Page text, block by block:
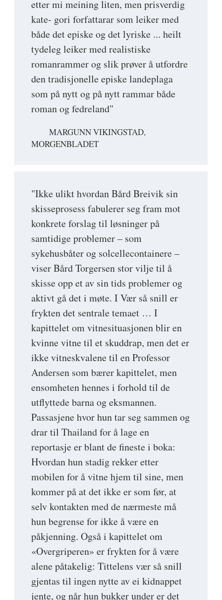
etter mi meining liten, men prisverdig
kate- gori forfattarar som leiker med
både det episke og det lyriske ... heilt
tydeleg leiker med realistiske
romanrammer og slik prøver å utfordre
den tradisjonelle episke landeplaga
som på nytt og på nytt rammar både
roman og fedreland"
MARGUNN VIKINGSTAD,
MORGENBLADET
"Ikke ulikt hvordan Bård Breivik sin
skisseprosess fabulerer seg fram mot
konkrete forslag til løsninger på
samtidige problemer – som
sykehusbåter og solcellecontainere –
viser Bård Torgersen stor vilje til å
skisse opp et av sin tids problemer og
aktivt gå det i møte. I Vær så snill er
frykten det sentrale temaet … I
kapittelet om vitnesituasjonen blir en
kvinne vitne til et skuddrap, men det er
ikke vitneskvalene til en Professor
Andersen som bærer kapittelet, men
ensomheten hennes i forhold til de
utflyttede barna og eksmannen.
Passasjene hvor hun tar seg sammen og
drar til Thailand for å lage en
reportasje er blant de fineste i boka:
Hvordan hun stadig rekker etter
mobilen for å vitne hjem til sine, men
kommer på at det ikke er som før, at
selv kontakten med de nærmeste må
hun begrense for ikke å være en
påkjenning. Også i kapittelet om
«Overgriperen» er frykten for å være
alene påtakelig: Tittelens vær så snill
gjentas til ingen nytte av ei kidnappet
jente, og når hun bukker under er det